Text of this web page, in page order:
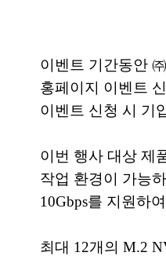
이벤트 기간동안
홍페이지 이벤트
이벤트 신청 시 기
이번 행사 대상 제
작업 환경이 가능
10Gbps를 지원하
최대 12개의 M.2